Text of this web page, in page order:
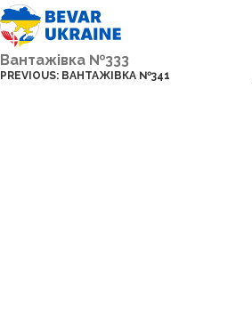
Вантажівка №333
PREVIOUS: ВАНТАЖІВКА №341